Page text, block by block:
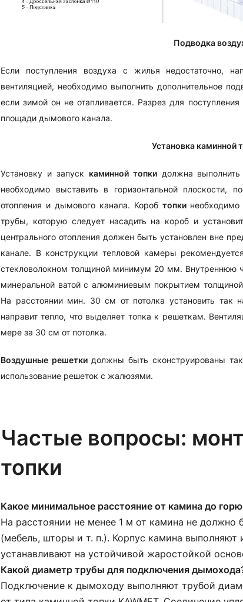
Подводка
Если поступления воздуха с жилья недостаточно,
вентиляцией, необходимо выполнить дополнительное
если зимой он не отапливается. Разрез для
площади дымового канала.
Установка каминной
Установку и запуск каминной топкидолжна выполнить
необходимо выставить в горизонтальной плоскости,
отопления и дымового канала. Короб топки
трубы, которую следует насадить на короб и
центрального отопления должен быть установлен вне
канале. В конструкции тепловой камеры
стекловолокном толщиной минимум 20 мм. Внутреннюю
минеральной ватой с алюминиевым покрытием
На расстоянии мин. 30 см от потолка установить так
направит тепло, что выделяет топка к решеткам.
мере за 30 см от потолка.
Воздушные решетки должны быть сконструированы
использование решеток с жалюзями.
Частые вопросы:
топки
Какое минимальное расстояние от камина до
На расстоянии не менее 1 м от камина не должно
(мебель, шторы и т. п.). Корпус камина выполняют
устанавливают на устойчивой жаростойкой
Какой диаметр трубы для подключения
Подключение к дымоходу выполняют трубой